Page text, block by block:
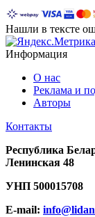
Нашли в тексте
Информация
О нас
Реклама и
Авторы
Контакты
Республика
Ленинская 48
УНП 500015708
E-mail: